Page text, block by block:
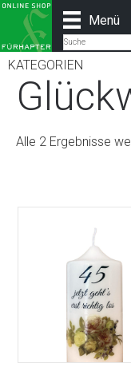
Menü
KATEGORIEN
Start Alle Produkte
„Glückwunsch“
Alle 2 Ergebnisse